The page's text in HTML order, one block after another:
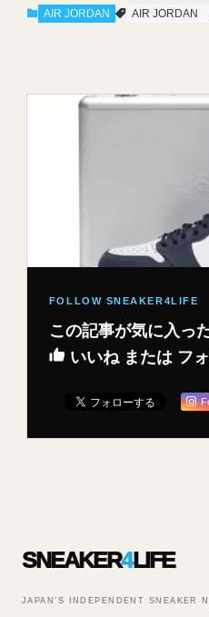
AIR JORDAN AIR JORDAN
この記事が気に入っ
いいね または フ
SNEAKER4LIFE
JAPAN’S INDEPENDENT SNEAKER